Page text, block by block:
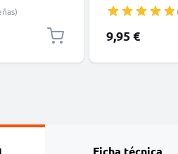
Snap-On:
Protectora
9,95 €
Ficha técnica